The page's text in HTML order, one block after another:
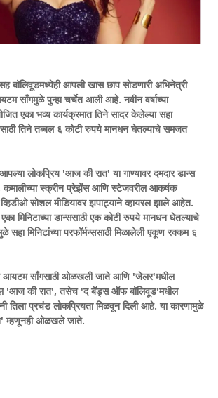
बॉलिवूडमध्येही आपली खास छाप सोडणारी अभिनेत्री
साँगमुळे पुन्हा चर्चेत आली आहे. नवीन वर्षाच्या
एका भव्य कार्यक्रमात तिने सादर केलेल्या सहा
तिने तब्बल ६ कोटी रुपये मानधन घेतल्याचे समजत
लोकप्रिय 'आज की रात' या गाण्यावर दमदार डान्स
कमालीच्या स्क्रीन प्रेझेंस आणि स्टेजवरील आकर्षक
व्हिडीओ सोशल मीडियावर झपाट्याने व्हायरल झाले आहेत.
मिनिटाच्या डान्ससाठी एक कोटी रुपये मानधन घेतल्याचे
मिनिटांच्या परफॉर्मन्ससाठी मिळालेली एकूण रक्कम ६
आयटम साँगसाठी ओळखली जाते आणि 'जेलर'मधील
'आज की रात', तसेच 'द बॅड्स ऑफ बॉलिवूड'मधील
तिला प्रचंड लोकप्रियता मिळवून दिली आहे. या कारणामुळे
म्हणूनही ओळखले जाते.